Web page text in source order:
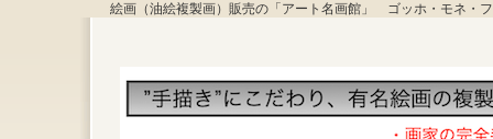
絵画（油絵複製画）販売の「アート名画館」 ゴッホ・モネ・